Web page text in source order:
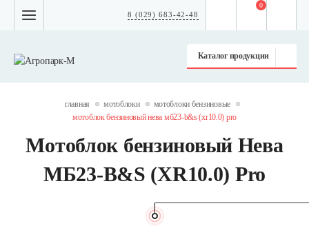
8 (029) 683-42-48
Каталог продукции
0
главная мотоблоки
мотоблоки бензиновые
мотоблок бензиновый нева мб23-b&s (xr10.0) pro
Мотоблок бензиновый Нева
МБ23-B&S (XR10.0) Pro